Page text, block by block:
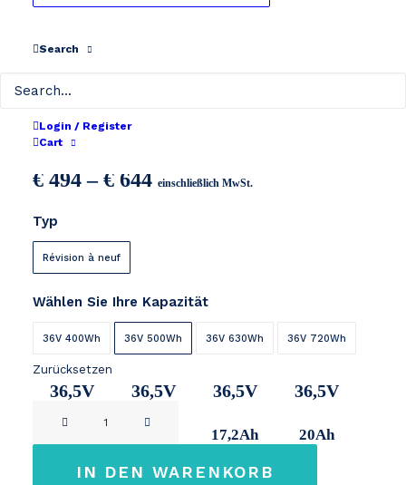
Search
Login / Register
Cart
Specialized Turbo SC
€ 494 –€ 644Preisspanne:
einschließlich MwSt.
Typ
Révision à neuf
Wählen Sie Ihre Kapazität
36V 400Wh
36,5V
36V 500Wh
36,5V
36V 630Wh
36,5V
17,2Ah
36V 720Wh
36,5V
20Ah
Zurücksetzen
IN DEN WARENKORB